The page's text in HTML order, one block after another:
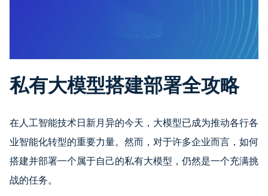
私有大模型搭建部署全攻略
在人工智能技术日新月异的今天，大模型已成为推动各行各
业智能化转型的重要力量。然而，对于许多企业而言，如何
搭建并部署一个属于自己的私有大模型，仍然是一个充满挑
战的任务。